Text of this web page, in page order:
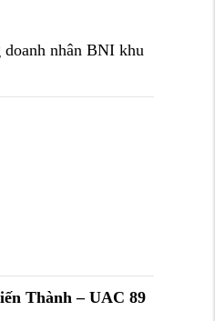
doanh nhân BNI khu
Thành – UAC 89